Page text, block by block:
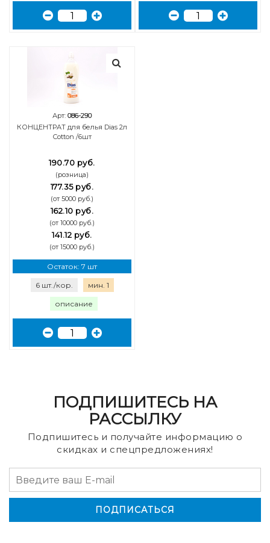
Арт: 086-290
КОНЦЕНТРАТ для белья Dias 2л
Cotton /6шт
190.70 руб.
(розница)
177.35 руб.
(от 5000 руб.)
162.10 руб.
(от 10000 руб.)
141.12 руб.
(от 15000 руб.)
Остаток: 7 шт
6 шт./кор. мин. 1
описание
ПОДПИШИТЕСЬ НА
РАССЫЛКУ
Подпишитесь и получайте информацию о
скидках и спецпредложениях!